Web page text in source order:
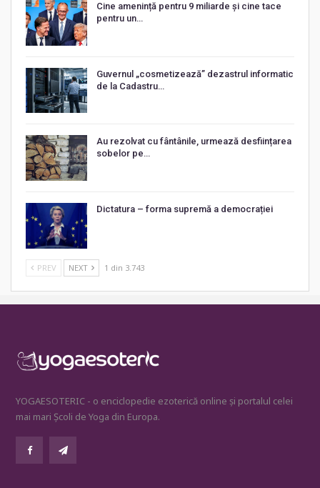
Cine amenință pentru 9 miliarde și cine tace
pentru un…
Guvernul „cosmetizează” dezastrul informatic
de la Cadastru…
Au rezolvat cu fântânile, urmează desființarea
sobelor pe…
Dictatura – forma supremă a democrației
PREV NEXT 1 din 3.743
YOGAESOTERIC - o enciclopedie ezoterică online și portalul celei
mai mari Școli de Yoga din Europa.